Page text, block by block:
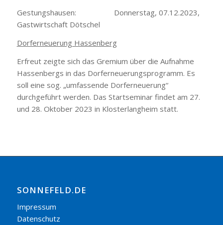
Gestungshausen: Donnerstag, 07.12.2023,
Gastwirtschaft Dötschel
Dorferneuerung Hassenberg
Erfreut zeigte sich das Gremium über die Aufnahme
Hassenbergs in das Dorferneuerungsprogramm. Es
soll eine sog. „umfassende Dorferneuerung“
durchgeführt werden. Das Startseminar findet am 27.
und 28. Oktober 2023 in Klosterlangheim statt.
SONNEFELD.DE
Impressum
Datenschutz